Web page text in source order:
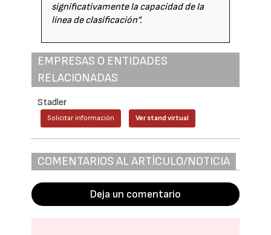
significativamente la capacidad de la
línea de clasificación”.
EMPRESAS O ENTIDADES
RELACIONADAS
Stadler
Solicitar información Ver stand virtual
COMENTARIOS AL ARTÍCULO/NOTICIA
Deja un comentario